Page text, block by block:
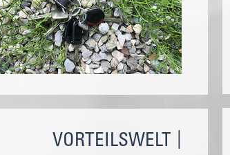
VORTEILSWELT